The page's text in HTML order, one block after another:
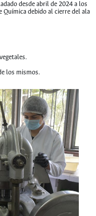
desde abril de 2024 a los
debido al cierre del ala
los mismos.